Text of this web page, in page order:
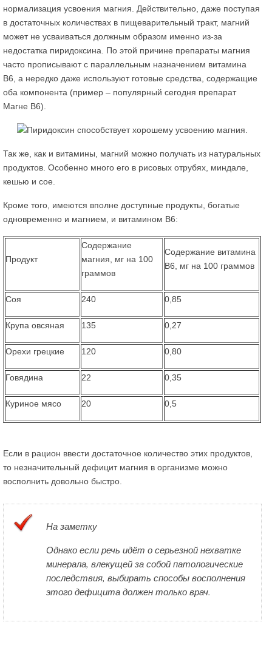
нормализация усвоения магния. Действительно, даже поступая
в достаточных количествах в пищеварительный тракт, магний
может не усваиваться должным образом именно из-за
недостатка пиридоксина. По этой причине препараты магния
часто прописывают с параллельным назначением витамина
В6, а нередко даже используют готовые средства, содержащие
оба компонента (пример – популярный сегодня препарат
Магне В6).
Так же, как и витамины, магний можно получать из натуральных
продуктов. Особенно много его в рисовых отрубях, миндале,
кешью и сое.
Кроме того, имеются вполне доступные продукты, богатые
одновременно и магнием, и витамином В6:
Продукт
Содержание
магния, мг на 100
граммов
Содержание витамина
В6, мг на 100 граммов
Соя 240 0,85
Крупа овсяная 135 0,27
Орехи грецкие 120 0,80
Говядина 22 0,35
Куриное мясо 20 0,5
Если в рацион ввести достаточное количество этих продуктов,
то незначительный дефицит магния в организме можно
восполнить довольно быстро.
На заметку
Однако если речь идёт о серьезной нехватке
минерала, влекущей за собой патологические
последствия, выбирать способы восполнения
этого дефицита должен только врач.